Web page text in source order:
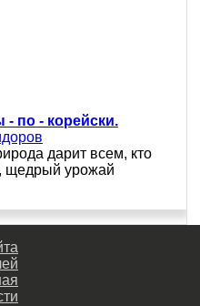
по - корейски.
дарит всем, кто
щедрый урожай